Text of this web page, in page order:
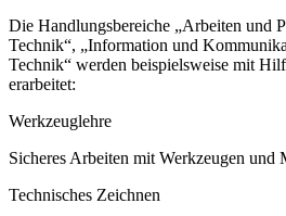
Die Handlungsbereiche „Arbeiten und
Technik“, „Information und
Technik“ werden beispielsweise mit
erarbeitet:
Werkzeuglehre
Sicheres Arbeiten mit Werkzeugen und
Technisches Zeichnen